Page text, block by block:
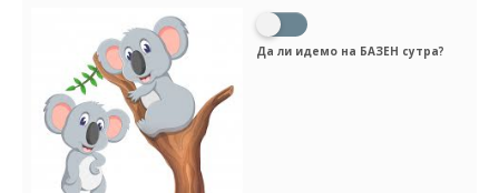
Да ли идемо на БАЗЕН сутра?